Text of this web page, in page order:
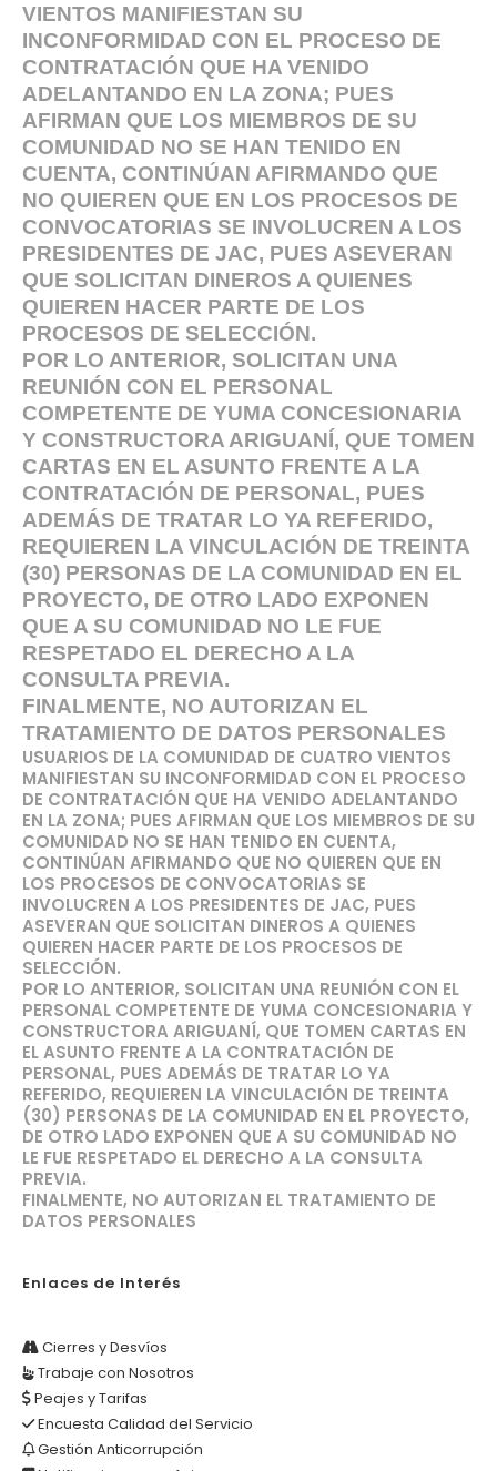
VIENTOS MANIFIESTAN SU
INCONFORMIDAD CON EL PROCESO DE
CONTRATACIÓN QUE HA VENIDO
ADELANTANDO EN LA ZONA; PUES
AFIRMAN QUE LOS MIEMBROS DE SU
COMUNIDAD NO SE HAN TENIDO EN
CUENTA, CONTINÚAN AFIRMANDO QUE
NO QUIEREN QUE EN LOS PROCESOS DE
CONVOCATORIAS SE INVOLUCREN A LOS
PRESIDENTES DE JAC, PUES ASEVERAN
QUE SOLICITAN DINEROS A QUIENES
QUIEREN HACER PARTE DE LOS
PROCESOS DE SELECCIÓN.
POR LO ANTERIOR, SOLICITAN UNA
REUNIÓN CON EL PERSONAL
COMPETENTE DE YUMA CONCESIONARIA
Y CONSTRUCTORA ARIGUANÍ, QUE TOMEN
CARTAS EN EL ASUNTO FRENTE A LA
CONTRATACIÓN DE PERSONAL, PUES
ADEMÁS DE TRATAR LO YA REFERIDO,
REQUIEREN LA VINCULACIÓN DE TREINTA
(30) PERSONAS DE LA COMUNIDAD EN EL
PROYECTO, DE OTRO LADO EXPONEN
QUE A SU COMUNIDAD NO LE FUE
RESPETADO EL DERECHO A LA
CONSULTA PREVIA.
FINALMENTE, NO AUTORIZAN EL
TRATAMIENTO DE DATOS PERSONALES
USUARIOS DE LA COMUNIDAD DE CUATRO VIENTOS
MANIFIESTAN SU INCONFORMIDAD CON EL PROCESO
DE CONTRATACIÓN QUE HA VENIDO ADELANTANDO
EN LA ZONA; PUES AFIRMAN QUE LOS MIEMBROS DE SU
COMUNIDAD NO SE HAN TENIDO EN CUENTA,
CONTINÚAN AFIRMANDO QUE NO QUIEREN QUE EN
LOS PROCESOS DE CONVOCATORIAS SE
INVOLUCREN A LOS PRESIDENTES DE JAC, PUES
ASEVERAN QUE SOLICITAN DINEROS A QUIENES
QUIEREN HACER PARTE DE LOS PROCESOS DE
SELECCIÓN.
POR LO ANTERIOR, SOLICITAN UNA REUNIÓN CON EL
PERSONAL COMPETENTE DE YUMA CONCESIONARIA Y
CONSTRUCTORA ARIGUANÍ, QUE TOMEN CARTAS EN
EL ASUNTO FRENTE A LA CONTRATACIÓN DE
PERSONAL, PUES ADEMÁS DE TRATAR LO YA
REFERIDO, REQUIEREN LA VINCULACIÓN DE TREINTA
(30) PERSONAS DE LA COMUNIDAD EN EL PROYECTO,
DE OTRO LADO EXPONEN QUE A SU COMUNIDAD NO
LE FUE RESPETADO EL DERECHO A LA CONSULTA
PREVIA.
FINALMENTE, NO AUTORIZAN EL TRATAMIENTO DE
DATOS PERSONALES
Enlaces de Interés
Cierres y Desvíos
Trabaje con Nosotros
Peajes y Tarifas
Encuesta Calidad del Servicio
Gestión Anticorrupción